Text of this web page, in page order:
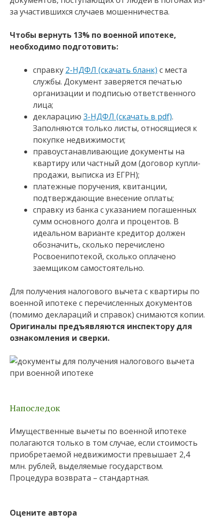
за участившихся случаев мошенничества.
Чтобы вернуть 13% по военной ипотеке,
необходимо подготовить:
справку 2-НДФЛ (скачать бланк) с места
службы. Документ заверяется печатью
организации и подписью ответственного
лица;
декларацию 3-НДФЛ (скачать в pdf).
Заполняются только листы, относящиеся к
покупке недвижимости;
правоустанавливающие документы на
квартиру или частный дом (договор купли-
продажи, выписка из ЕГРН);
платежные поручения, квитанции,
подтверждающие внесение оплаты;
справку из банка с указанием погашенных
сумм основного долга и процентов. В
идеальном варианте кредитор должен
обозначить, сколько перечислено
Росвоенипотекой, сколько оплачено
заемщиком самостоятельно.
Для получения налогового вычета с квартиры по
военной ипотеке с перечисленных документов
(помимо деклараций и справок) снимаются копии.
Оригиналы предъявляются инспектору для
ознакомления и сверки.
Напоследок
Имущественные вычеты по военной ипотеке
полагаются только в том случае, если стоимость
приобретаемой недвижимости превышает 2,4
млн. рублей, выделяемые государством.
Процедура возврата – стандартная.
Оцените автора